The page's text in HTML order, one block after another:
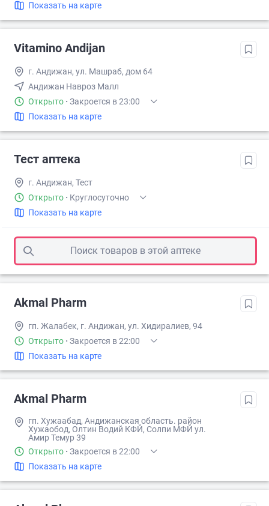
Показать на карте
Vitamino Andijan
г. Андижан, ул. Машраб, дом 64
Андижан Навроз Малл
Открыто · Закроется в 23:00
Показать на карте
Тест аптека
г. Андижан, Тест
Открыто · Круглосуточно
Показать на карте
Поиск товаров в этой аптеке
Akmal Pharm
гп. Жалабек, г. Андижан, ул. Хидиралиев, 94
Открыто · Закроется в 22:00
Показать на карте
Akmal Pharm
гп. Хужаабад, Андижанская область. район
Хужаобод, Олтин Водий КФЙ, Солпи МФЙ ул.
Амир Темур 39
Открыто · Закроется в 22:00
Показать на карте